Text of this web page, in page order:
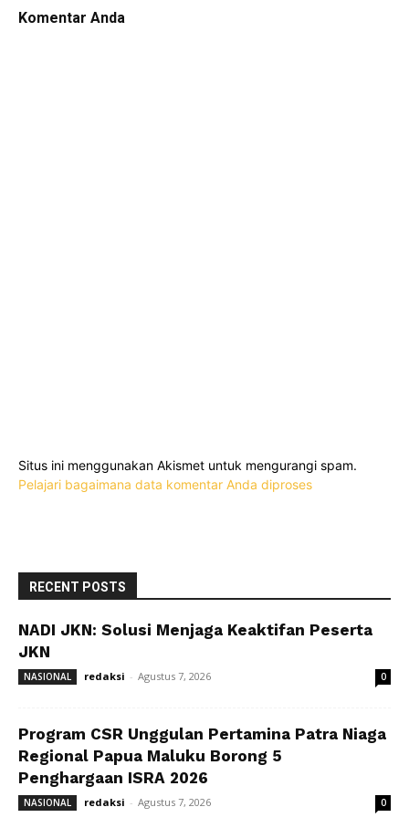
Komentar Anda
Situs ini menggunakan Akismet untuk mengurangi spam.
Pelajari bagaimana data komentar Anda diproses
RECENT POSTS
NADI JKN: Solusi Menjaga Keaktifan Peserta
JKN
NASIONAL redaksi - Agustus 7, 2026 0
Program CSR Unggulan Pertamina Patra Niaga
Regional Papua Maluku Borong 5
Penghargaan ISRA 2026
NASIONAL redaksi - Agustus 7, 2026 0